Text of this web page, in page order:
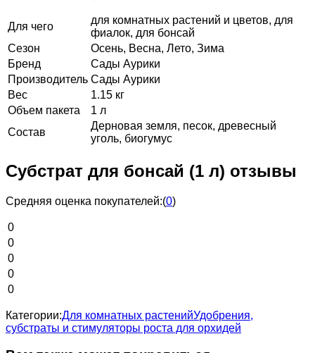
Для чего
для комнатных растений и цветов, для
фиалок, для бонсай
Сезон
Осень, Весна, Лето, Зима
Бренд
Сады Аурики
Производитель Сады Аурики
Вес
1.15 кг
Объем пакета
1 л
Состав
Дерновая земля, песок, древесный
уголь, биогумус
Субстрат для бонсай (1 л) отзывы
Средняя оценка покупателей:(0)
0
0
0
0
0
Категории:Для комнатных растенийУдобрения,
субстраты и стимуляторы роста для орхидей